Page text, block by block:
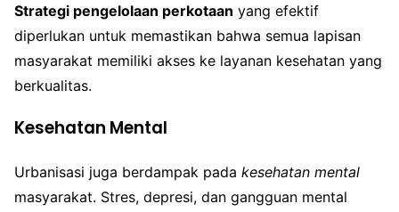
Strategi pengelolaan perkotaan yang efektif
diperlukan untuk memastikan bahwa semua lapisan
masyarakat memiliki akses ke layanan kesehatan yang
berkualitas.
Kesehatan Mental
Urbanisasi juga berdampak pada kesehatan mental
masyarakat. Stres, depresi, dan gangguan mental